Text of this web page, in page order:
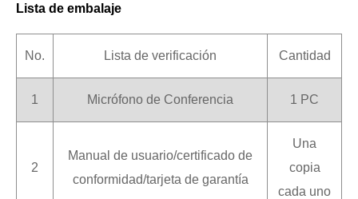
Lista de embalaje
No. Lista de verificación Cantidad
1 Micrófono de Conferencia 1 PC
2
Manual de usuario/certificado de
conformidad/tarjeta de garantía
Una
copia
cada uno